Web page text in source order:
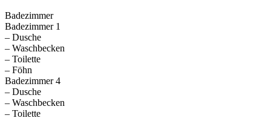
Badezimmer
Badezimmer 1
– Dusche
– Waschbecken
– Toilette
– Föhn
Badezimmer 4
– Dusche
– Waschbecken
– Toilette